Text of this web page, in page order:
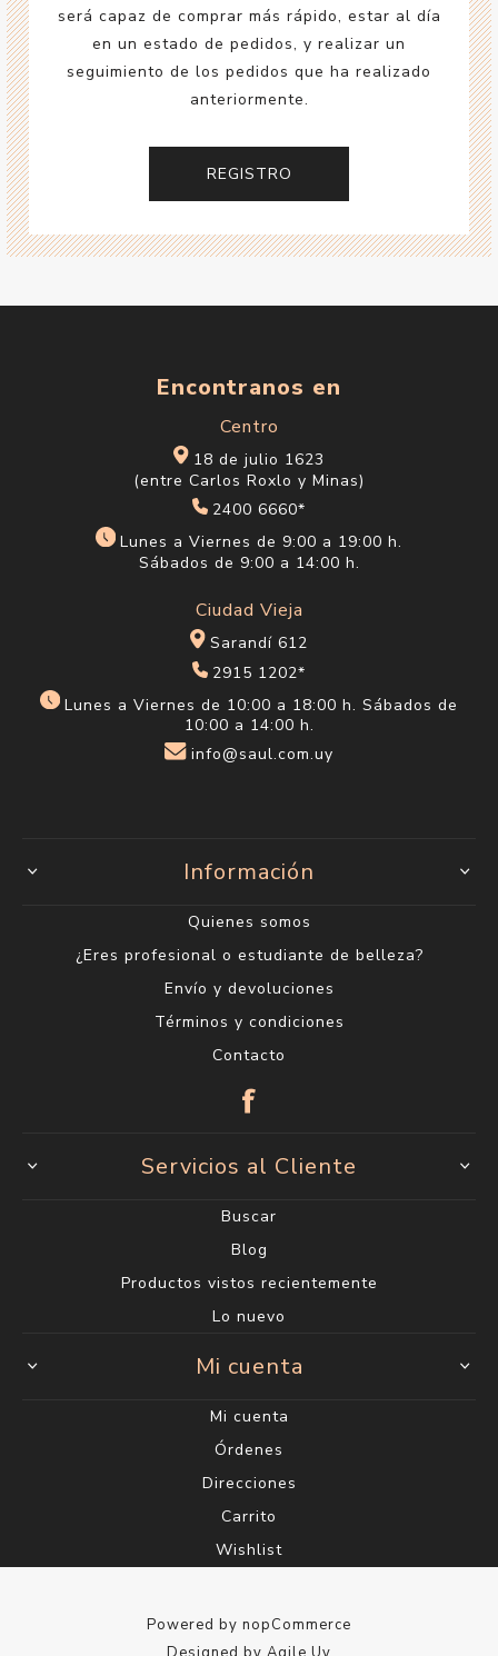
será capaz de comprar más rápido, estar al día
en un estado de pedidos, y realizar un
seguimiento de los pedidos que ha realizado
anteriormente.
Encontranos en
Centro
18 de julio 1623
(entre Carlos Roxlo y Minas)
2400 6660*
Lunes a Viernes de 9:00 a 19:00 h.
Sábados de 9:00 a 14:00 h.
Ciudad Vieja
Sarandí 612
2915 1202*
Lunes a Viernes de 10:00 a 18:00 h. Sábados de
10:00 a 14:00 h.
info@saul.com.uy
Información
Quienes somos
¿Eres profesional o estudiante de belleza?
Envío y devoluciones
Términos y condiciones
Contacto
Servicios al Cliente
Buscar
Blog
Productos vistos recientemente
Lo nuevo
Mi cuenta
Mi cuenta
Órdenes
Direcciones
Carrito
Wishlist
Powered by nopCommerce